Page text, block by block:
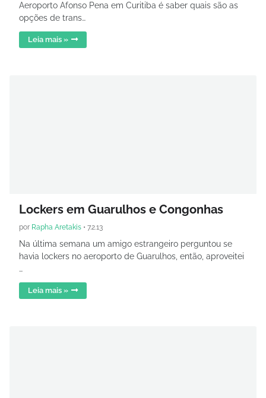
Aeroporto Afonso Pena em Curitiba é saber quais são as
opções de trans…
Leia mais »
Lockers em Guarulhos e Congonhas
por Rapha Aretakis • 7.2.13
Na última semana um amigo estrangeiro perguntou se
havia lockers no aeroporto de Guarulhos, então, aproveitei
…
Leia mais »